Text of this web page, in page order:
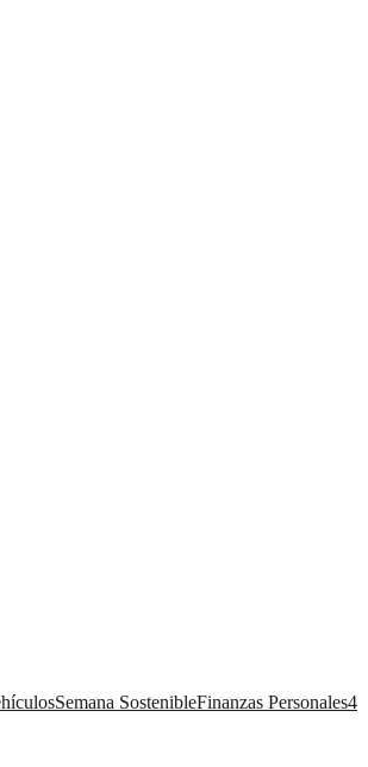
Semana SostenibleFinanzas Personales4